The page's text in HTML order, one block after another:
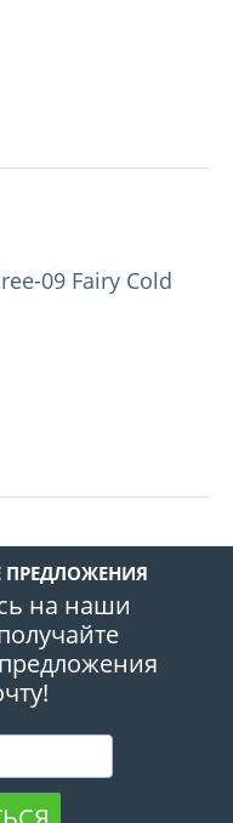
09 Fairy Cold
на наши